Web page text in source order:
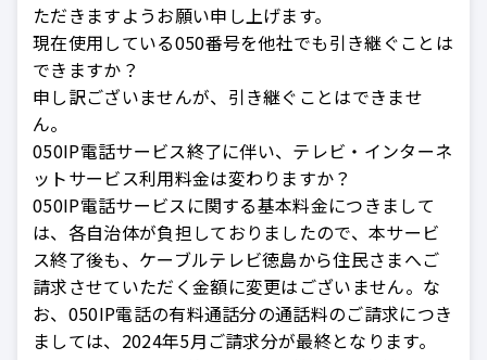
ただきますようお願い申し上げます。
現在使用している050番号を他社でも引き継ぐことは
できますか？
申し訳ございませんが、引き継ぐことはできませ
ん。
050IP電話サービス終了に伴い、テレビ・インターネ
ットサービス利用料金は変わりますか？
050IP電話サービスに関する基本料金につきまして
は、各自治体が負担しておりましたので、本サービ
ス終了後も、ケーブルテレビ徳島から住民さまへご
請求させていただく金額に変更はございません。な
お、050IP電話の有料通話分の通話料のご請求につき
ましては、2024年5月ご請求分が最終となります。